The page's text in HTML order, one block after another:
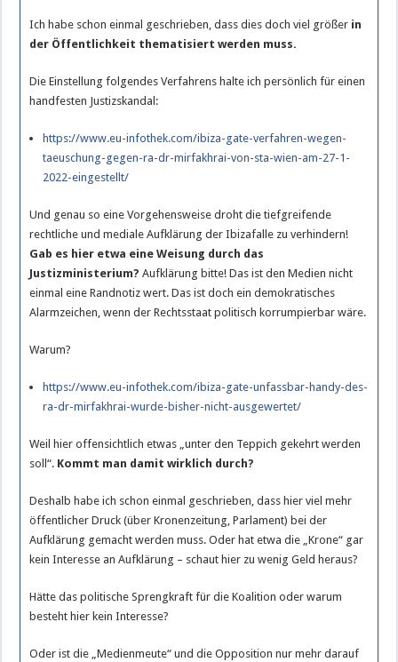
Ich habe schon einmal geschrieben, dass dies doch viel größer in
der Öffentlichkeit thematisiert werden muss.
Die Einstellung folgendes Verfahrens halte ich persönlich für einen
handfesten Justizskandal:
https://www.eu-infothek.com/ibiza-gate-verfahren-wegen-
taeuschung-gegen-ra-dr-mirfakhrai-von-sta-wien-am-27-1-
2022-eingestellt/
Und genau so eine Vorgehensweise droht die tiefgreifende
rechtliche und mediale Aufklärung der Ibizafalle zu verhindern!
Gab es hier etwa eine Weisung durch das
Justizministerium? Aufklärung bitte! Das ist den Medien nicht
einmal eine Randnotiz wert. Das ist doch ein demokratisches
Alarmzeichen, wenn der Rechtsstaat politisch korrumpierbar wäre.
Warum?
https://www.eu-infothek.com/ibiza-gate-unfassbar-handy-des-
ra-dr-mirfakhrai-wurde-bisher-nicht-ausgewertet/
Weil hier offensichtlich etwas „unter den Teppich gekehrt werden
soll“. Kommt man damit wirklich durch?
Deshalb habe ich schon einmal geschrieben, dass hier viel mehr
öffentlicher Druck (über Kronenzeitung, Parlament) bei der
Aufklärung gemacht werden muss. Oder hat etwa die „Krone“ gar
kein Interesse an Aufklärung – schaut hier zu wenig Geld heraus?
Hätte das politische Sprengkraft für die Koalition oder warum
besteht hier kein Interesse?
Oder ist die „Medienmeute“ und die Opposition nur mehr darauf